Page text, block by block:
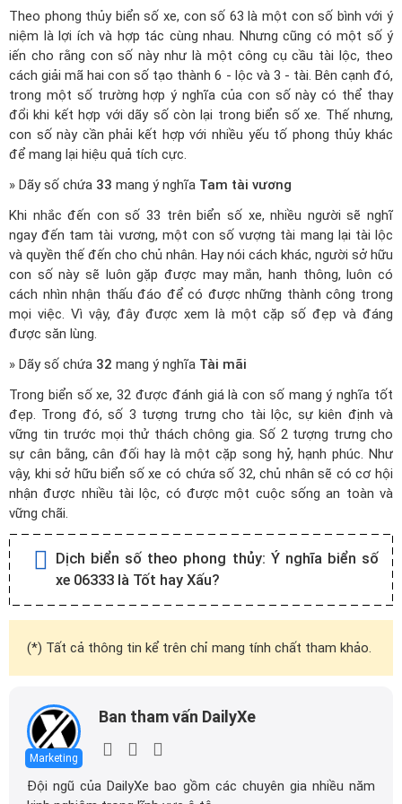
Theo phong thủy biển số xe, con số 63 là một con số bình với ý
niệm là lợi ích và hợp tác cùng nhau. Nhưng cũng có một số ý
iến cho rằng con số này như là một công cụ cầu tài lộc, theo
cách giải mã hai con số tạo thành 6 - lộc và 3 - tài. Bên cạnh đó,
trong một số trường hợp ý nghĩa của con số này có thể thay
đổi khi kết hợp với dãy số còn lại trong biển số xe. Thế nhưng,
con số này cần phải kết hợp với nhiều yếu tố phong thủy khác
để mang lại hiệu quả tích cực.
» Dãy số chứa 33 mang ý nghĩa Tam tài vương
Khi nhắc đến con số 33 trên biển số xe, nhiều người sẽ nghĩ
ngay đến tam tài vương, một con số vượng tài mang lại tài lộc
và quyền thế đến cho chủ nhân. Hay nói cách khác, người sở hữu
con số này sẽ luôn gặp được may mắn, hanh thông, luôn có
cách nhìn nhận thấu đáo để có được những thành công trong
mọi việc. Vì vậy, đây được xem là một cặp số đẹp và đáng
được săn lùng.
» Dãy số chứa 32 mang ý nghĩa Tài mãi
Trong biển số xe, 32 được đánh giá là con số mang ý nghĩa tốt
đẹp. Trong đó, số 3 tượng trưng cho tài lộc, sự kiên định và
vững tin trước mọi thử thách chông gia. Số 2 tượng trưng cho
sự cân bằng, cân đối hay là một cặp song hỷ, hạnh phúc. Như
vậy, khi sở hữu biển số xe có chứa số 32, chủ nhân sẽ có cơ hội
nhận được nhiều tài lộc, có được một cuộc sống an toàn và
vững chãi.
Dịch biển số theo phong thủy: Ý nghĩa biển số
xe 06333 là Tốt hay Xấu?
(*) Tất cả thông tin kể trên chỉ mang tính chất tham khảo.
Marketing
Ban tham vấn DailyXe
Đội ngũ của DailyXe bao gồm các chuyên gia nhiều năm